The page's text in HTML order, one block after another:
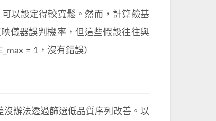
以設定得較寬鬆。然而，計算鹼基
儀器誤判機率，但這些假設往往與
= 1，沒有錯誤）
辦法透過篩選低品質序列改善。以